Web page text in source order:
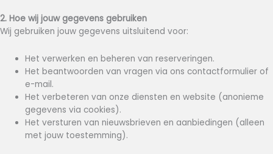
2. Hoe wij jouw gegevens gebruiken
Wij gebruiken jouw gegevens uitsluitend voor:
Het verwerken en beheren van reserveringen.
Het beantwoorden van vragen via ons contactformulier of
e-mail.
Het verbeteren van onze diensten en website (anonieme
gegevens via cookies).
Het versturen van nieuwsbrieven en aanbiedingen (alleen
met jouw toestemming).